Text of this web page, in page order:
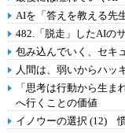
AIを「答えを教える先
482.「脱走」したAIの
包み込んでいく、セキ
人間は、弱いからハッ
「思考は行動から生
へ行くことの価値
イノウーの選択 (12)